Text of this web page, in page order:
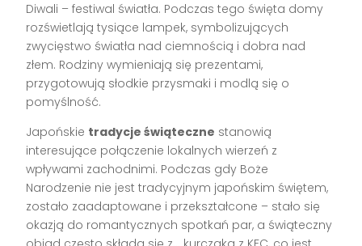
Diwali – festiwal światła. Podczas tego święta domy
rozświetlają tysiące lampek, symbolizujących
zwycięstwo światła nad ciemnością i dobra nad
złem. Rodziny wymieniają się prezentami,
przygotowują słodkie przysmaki i modlą się o
pomyślność.
Japońskie tradycje świąteczne stanowią
interesujące połączenie lokalnych wierzeń z
wpływami zachodnimi. Podczas gdy Boże
Narodzenie nie jest tradycyjnym japońskim świętem,
zostało zaadaptowane i przekształcone – stało się
okazją do romantycznych spotkań par, a świąteczny